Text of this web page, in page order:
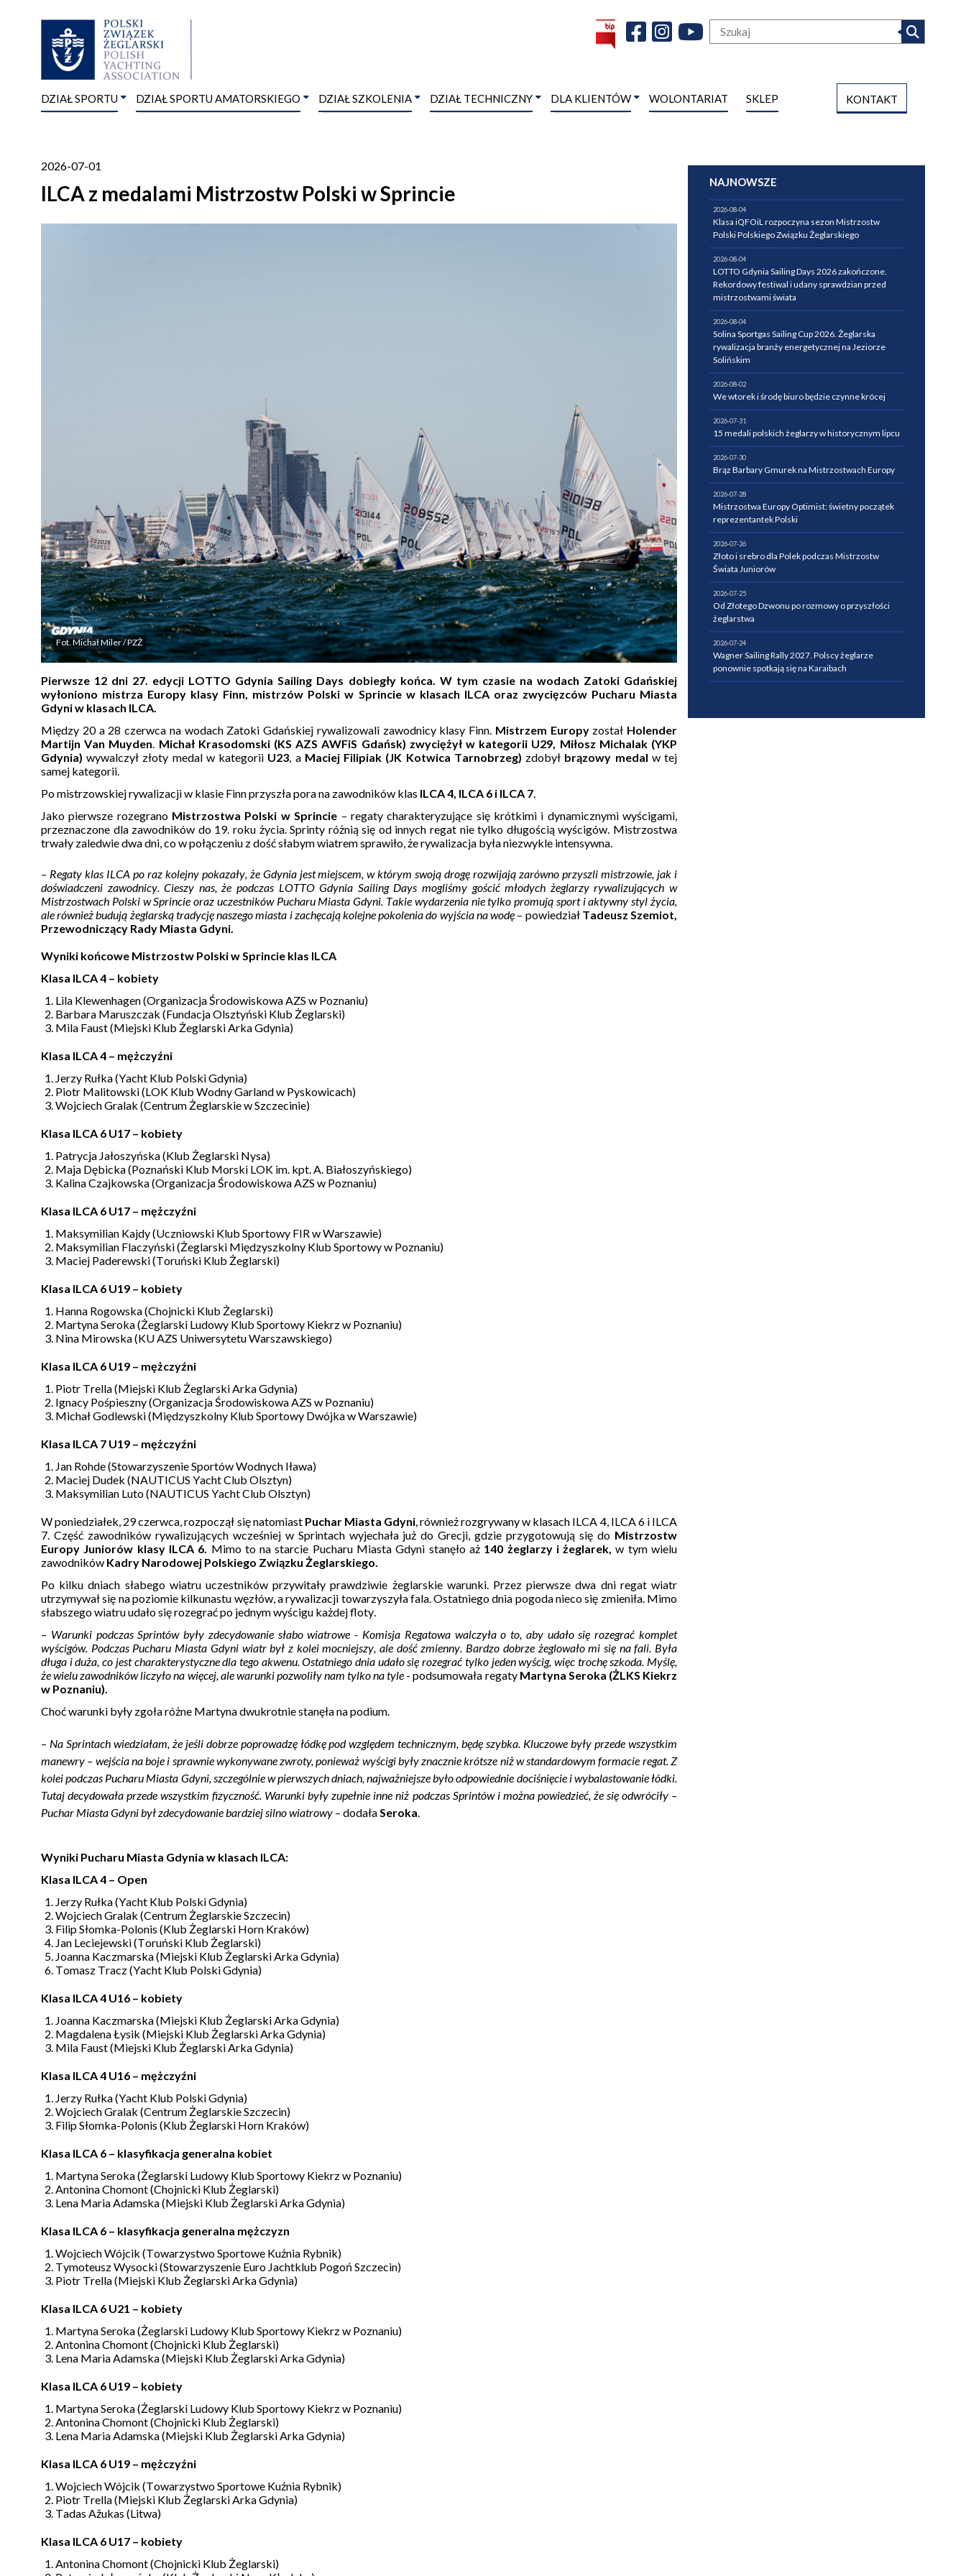
DZIAŁ SPORTU DZIAŁ SPORTU AMATORSKIEGO DZIAŁ SZKOLENIA DZIAŁ TECHNICZNY DLA KLIENTÓW WOLONTARIAT SKLEP KONTAKT
2026-07-01
ILCA z medalami Mistrzostw Polski w Sprincie
Fot. Michał Miler / PZŻ
Pierwsze 12 dni 27. edycji LOTTO Gdynia Sailing Days dobiegły końca. W tym czasie na wodach Zatoki Gdańskiej
wyłoniono mistrza Europy klasy Finn, mistrzów Polski w Sprincie w klasach ILCA oraz zwycięzców Pucharu Miasta
Gdyni w klasach ILCA.
Między 20 a 28 czerwca na wodach Zatoki Gdańskiej rywalizowali zawodnicy klasy Finn. Mistrzem Europyzostał Holender
Martijn Van Muyden Michał Krasodomski (KS AZS AWFiS Gdańsk) zwyciężył w kategorii U29, Miłosz Michalak (YKP
Gdynia) wywalczył złoty medal w kategorii U23 , a Maciej Filipiak (JK Kotwica Tarnobrzeg) zdobył brązowy medal w tej
samej kategorii.
Po mistrzowskiej rywalizacji w klasie Finn przyszła pora na zawodników klas ILCA 4, ILCA 6 i ILCA 7
Jako pierwsze rozegrano Mistrzostwa Polski w Sprincie – regaty charakteryzujące się krótkimi i dynamicznymi wyścigami,
przeznaczone dla zawodników do 19. roku życia. Sprinty różnią się od innych regat nie tylko długością wyścigów. Mistrzostwa
trwały zaledwie dwa dni, co w połączeniu z dość słabym wiatrem sprawiło, że rywalizacja była niezwykle intensywna.
– Regaty klas ILCA po raz kolejny pokazały, że Gdynia jest miejscem, w którym swoją drogę rozwijają zarówno przyszli mistrzowie, jak i
doświadczeni zawodnicy. Cieszy nas, że podczas LOTTO Gdynia Sailing Days mogliśmy gościć młodych żeglarzy rywalizujących w
Mistrzostwach Polski w Sprincie oraz uczestników Pucharu Miasta Gdyni. Takie wydarzenia nie tylko promują sport i aktywny styl życia,
ale również budują żeglarską tradycję naszego miasta i zachęcają kolejne pokolenia do wyjścia na wodę – powiedział Tadeusz Szemiot,
Przewodniczący Rady Miasta Gdyni.
Wyniki końcowe Mistrzostw Polski w Sprincie klas ILCA
Klasa ILCA 4 – kobiety
Lila Klewenhagen (Organizacja Środowiskowa AZS w Poznaniu)
Barbara Maruszczak (Fundacja Olsztyński Klub Żeglarski)
Mila Faust (Miejski Klub Żeglarski Arka Gdynia)
Klasa ILCA 4 – mężczyźni
Jerzy Rułka (Yacht Klub Polski Gdynia)
Piotr Malitowski (LOK Klub Wodny Garland w Pyskowicach)
Wojciech Gralak (Centrum Żeglarskie w Szczecinie)
Klasa ILCA 6 U17 – kobiety
Patrycja Jałoszyńska (Klub Żeglarski Nysa)
Maja Dębicka (Poznański Klub Morski LOK im. kpt. A. Białoszyńskiego)
Kalina Czajkowska (Organizacja Środowiskowa AZS w Poznaniu)
Klasa ILCA 6 U17 – mężczyźni
Maksymilian Kajdy (Uczniowski Klub Sportowy FIR w Warszawie)
Maksymilian Flaczyński (Żeglarski Międzyszkolny Klub Sportowy w Poznaniu)
Maciej Paderewski (Toruński Klub Żeglarski)
Klasa ILCA 6 U19 – kobiety
Hanna Rogowska (Chojnicki Klub Żeglarski)
Martyna Seroka (Żeglarski Ludowy Klub Sportowy Kiekrz w Poznaniu)
Nina Mirowska (KU AZS Uniwersytetu Warszawskiego)
Klasa ILCA 6 U19 – mężczyźni
Piotr Trella (Miejski Klub Żeglarski Arka Gdynia)
Ignacy Pośpieszny (Organizacja Środowiskowa AZS w Poznaniu)
Michał Godlewski (Międzyszkolny Klub Sportowy Dwójka w Warszawie)
Klasa ILCA 7 U19 – mężczyźni
Jan Rohde (Stowarzyszenie Sportów Wodnych Iława)
Maciej Dudek (NAUTICUS Yacht Club Olsztyn)
Maksymilian Luto (NAUTICUS Yacht Club Olsztyn)
W poniedziałek, 29 czerwca, rozpoczął się natomiast Puchar Miasta Gdyni, również rozgrywany w klasach ILCA 4, ILCA 6 i ILCA
7. Część zawodników rywalizujących wcześniej w Sprintach wyjechała już do Grecji, gdzie przygotowują się do Mistrzostw
Europy Juniorów klasy ILCA 6. Mimo to na starcie Pucharu Miasta Gdyni stanęło aż 140 żeglarzy i żeglarek,w tym wielu
zawodników Kadry Narodowej Polskiego Związku Żeglarskiego.
Po kilku dniach słabego wiatru uczestników przywitały prawdziwie żeglarskie warunki. Przez pierwsze dwa dni regat wiatr
utrzymywał się na poziomie kilkunastu węzłów, a rywalizacji towarzyszyła fala. Ostatniego dnia pogoda nieco się zmieniła. Mimo
słabszego wiatru udało się rozegrać po jednym wyścigu każdej floty.
– Warunki podczas Sprintów były zdecydowanie słabo wiatrowe - Komisja Regatowa walczyła o to, aby udało się rozegrać komplet
wyścigów. Podczas Pucharu Miasta Gdyni wiatr był z kolei mocniejszy, ale dość zmienny. Bardzo dobrze żeglowało mi się na fali. Była
długa i duża, co jest charakterystyczne dla tego akwenu. Ostatniego dnia udało się rozegrać tylko jeden wyścig, więc trochę szkoda. Myślę,
że wielu zawodników liczyło na więcej, ale warunki pozwoliły nam tylko na tyle - podsumowała regaty Martyna Seroka (ŻLKS Kiekrz
w Poznaniu).
Choć warunki były zgoła różne Martyna dwukrotnie stanęła na podium.
– Na Sprintach wiedziałam, że jeśli dobrze poprowadzę łódkę pod względem technicznym, będę szybka. Kluczowe były przede wszystkim
manewry – wejścia na boje i sprawnie wykonywane zwroty, ponieważ wyścigi były znacznie krótsze niż w standardowym formacie regat. Z
kolei podczas Pucharu Miasta Gdyni, szczególnie w pierwszych dniach, najważniejsze było odpowiednie dociśnięcie i wybalastowanie łódki.
Tutaj decydowała przede wszystkim fizyczność. Warunki były zupełnie inne niż podczas Sprintów i można powiedzieć, że się odwróciły –
Puchar Miasta Gdyni był zdecydowanie bardziej silno wiatrowy – dodała Seroka
Wyniki Pucharu Miasta Gdynia w klasach ILCA:
Klasa ILCA 4 – Open
Jerzy Rułka (Yacht Klub Polski Gdynia)
Wojciech Gralak (Centrum Żeglarskie Szczecin)
Filip Słomka-Polonis (Klub Żeglarski Horn Kraków)
Jan Leciejewski (Toruński Klub Żeglarski)
Joanna Kaczmarska (Miejski Klub Żeglarski Arka Gdynia)
Tomasz Tracz (Yacht Klub Polski Gdynia)
Klasa ILCA 4 U16 – kobiety
Joanna Kaczmarska (Miejski Klub Żeglarski Arka Gdynia)
Magdalena Łysik (Miejski Klub Żeglarski Arka Gdynia)
Mila Faust (Miejski Klub Żeglarski Arka Gdynia)
Klasa ILCA 4 U16 – mężczyźni
Jerzy Rułka (Yacht Klub Polski Gdynia)
Wojciech Gralak (Centrum Żeglarskie Szczecin)
Filip Słomka-Polonis (Klub Żeglarski Horn Kraków)
Klasa ILCA 6 – klasyfikacja generalna kobiet
Martyna Seroka (Żeglarski Ludowy Klub Sportowy Kiekrz w Poznaniu)
Antonina Chomont (Chojnicki Klub Żeglarski)
Lena Maria Adamska (Miejski Klub Żeglarski Arka Gdynia)
Klasa ILCA 6 – klasyfikacja generalna mężczyzn
Wojciech Wójcik (Towarzystwo Sportowe Kuźnia Rybnik)
Tymoteusz Wysocki (Stowarzyszenie Euro Jachtklub Pogoń Szczecin)
Piotr Trella (Miejski Klub Żeglarski Arka Gdynia)
Klasa ILCA 6 U21 – kobiety
Martyna Seroka (Żeglarski Ludowy Klub Sportowy Kiekrz w Poznaniu)
Antonina Chomont (Chojnicki Klub Żeglarski)
Lena Maria Adamska (Miejski Klub Żeglarski Arka Gdynia)
Klasa ILCA 6 U19 – kobiety
Martyna Seroka (Żeglarski Ludowy Klub Sportowy Kiekrz w Poznaniu)
Antonina Chomont (Chojnicki Klub Żeglarski)
Lena Maria Adamska (Miejski Klub Żeglarski Arka Gdynia)
Klasa ILCA 6 U19 – mężczyźni
Wojciech Wójcik (Towarzystwo Sportowe Kuźnia Rybnik)
Piotr Trella (Miejski Klub Żeglarski Arka Gdynia)
Tadas Ažukas (Litwa)
Klasa ILCA 6 U17 – kobiety
Antonina Chomont (Chojnicki Klub Żeglarski)
NAJNOWSZE
2026-08-04
Klasa iQFOiL rozpoczyna sezon Mistrzostw
Polski Polskiego Związku Żeglarskiego
2026-08-04
LOTTO Gdynia Sailing Days 2026 zakończone.
Rekordowy festiwal i udany sprawdzian przed
mistrzostwami świata
2026-08-04
Solina Sportgas Sailing Cup 2026. Żeglarska
rywalizacja branży energetycznej na Jeziorze
Solińskim
2026-08-02
We wtorek i środę biuro będzie czynne krócej
2026-07-31
15 medali polskich żeglarzy w historycznym lipcu
2026-07-30
Brąz Barbary Gmurek na Mistrzostwach Europy
2026-07-28
Mistrzostwa Europy Optimist: świetny początek
reprezentantek Polski
2026-07-26
Złoto i srebro dla Polek podczas Mistrzostw
Świata Juniorów
2026-07-25
Od Złotego Dzwonu po rozmowy o przyszłości
żeglarstwa
2026-07-24
Wagner Sailing Rally 2027. Polscy żeglarze
ponownie spotkają się na Karaibach